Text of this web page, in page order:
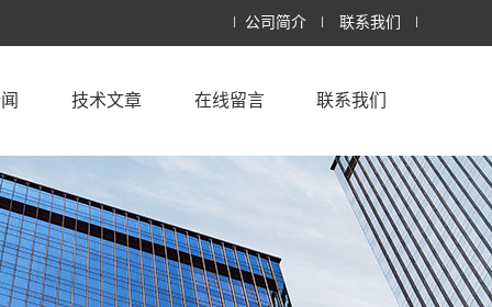
公司简介 联系我们
技术文章 在线留言 联系我们